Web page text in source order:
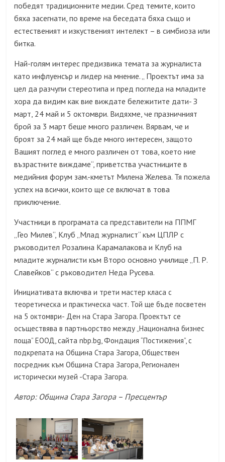
победят традиционните медии. Сред темите, които
бяха засегнати, по време на беседата бяха също и
естественият и изкуственият интелект – в симбиоза или
битка.
Най-голям интерес предизвика темата за журналиста
като инфлуенсър и лидер на мнение. „ Проектът има за
цел да разчупи стереотипа и пред погледа на младите
хора да видим как вие виждате бележитите дати- З
март, 24 май и 5 октомври. Видяхме, че празничният
брой за 3 март беше много различен. Вярвам, че и
броят за 24 май ще бъде много интересен, защото
Вашият поглед е много различен от това, което ние
възрастните виждаме“, приветства участниците в
медийния форум зам.-кметът Милена Желева. Тя пожела
успех на всички, които ще се включат в това
приключение.
Участници в програмата са представители на ППМГ
„Гео Милев“, Клуб „Млад журналист“ към ЦПЛР с
ръководител Розалина Карамалакова и Клуб на
младите журналисти към Второ основно училище „П. Р.
Славейков“ с ръководител Неда Русева.
Инициативата включва и трети мастер класа с
теоретическа и практическа част. Той ще бъде посветен
на 5 октомври- Ден на Стара Загора. Проектът се
осъществява в партньорство между „Национална бизнес
поща” ЕООД, сайта nbp.bg, Фондация “Постижения”, с
подкрепата на Община Стара Загора, Обществен
посредник към Община Стара Загора, Регионален
исторически музей -Стара Загора.
Автор: Община Стара Загора – Пресцентър